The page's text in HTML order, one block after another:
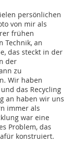
persönlichen
von mir als
frühen
Technik, an
das steckt in der
der
zu
Wir haben
das Recycling
an haben wir uns
immer als
war eine
Problem, das
konstruiert.